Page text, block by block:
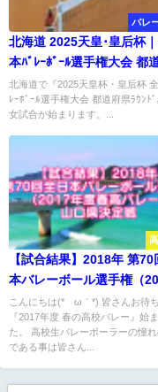
バレ
北海道 2025天皇･皇后杯｜
本ﾊﾞﾚｰﾎﾞｰﾙ選手権大会 都
ｳﾝﾄﾞ 試合結果
北海道で『2025天皇杯・皇后杯
ﾚｰﾎﾞｰﾙ選手権大会 都道府県ﾗｳﾝﾄ
女試合が始まります。...
【試合結果】2018年 第70
本バレーボール選手権（
度春高バレー）山口県決
こんにちは(*´ω｀*) 皆さんお待
『2017年度 春の高校バレー』始
た。 高校生バレーボーラーの憧
である事は皆さん...